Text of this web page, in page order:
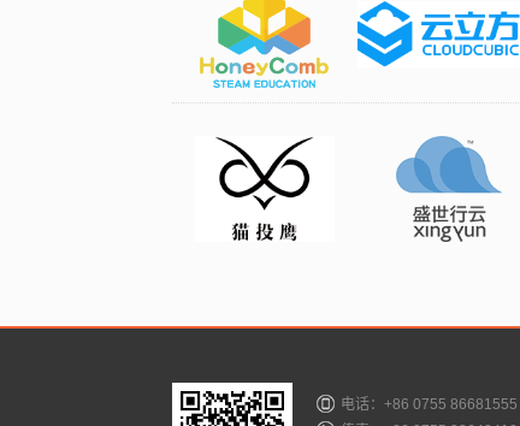
电话：+86 0755 86681555